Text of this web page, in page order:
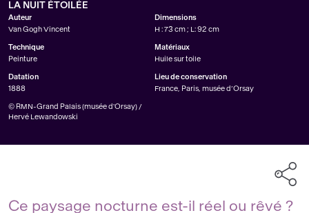
LA NUIT ÉTOILÉE
Auteur
Van Gogh Vincent
Dimensions
H : 73 cm ; L: 92 cm
Technique
Peinture
Matériaux
Huile sur toile
Datation
1888
Lieu de conservation
France, Paris, musée d’Orsay
© RMN-Grand Palais (musée d'Orsay) /
Hervé Lewandowski
Ce paysage nocturne est-il réel ou rêvé ?